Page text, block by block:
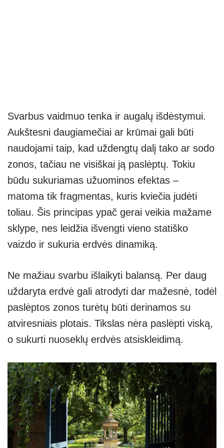
Svarbus vaidmuo tenka ir augalų išdėstymui.
Aukštesni daugiamečiai ar krūmai gali būti
naudojami taip, kad uždengtų dalį tako ar sodo
zonos, tačiau ne visiškai ją paslėptų. Tokiu
būdu sukuriamas užuominos efektas –
matoma tik fragmentas, kuris kviečia judėti
toliau. Šis principas ypač gerai veikia mažame
sklype, nes leidžia išvengti vieno statiško
vaizdo ir sukuria erdvės dinamiką.
Ne mažiau svarbu išlaikyti balansą. Per daug
uždaryta erdvė gali atrodyti dar mažesnė, todėl
paslėptos zonos turėtų būti derinamos su
atviresniais plotais. Tikslas nėra paslėpti viską,
o sukurti nuoseklų erdvės atsiskleidimą.